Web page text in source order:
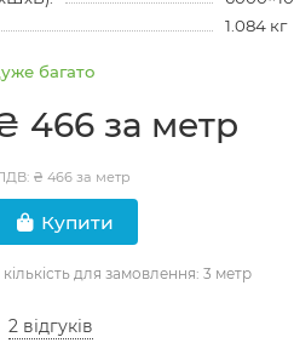
1.084 кг
багато
466 за метр
₴ 466 за метр
Купити
для замовлення: 3 метр
2 відгуків